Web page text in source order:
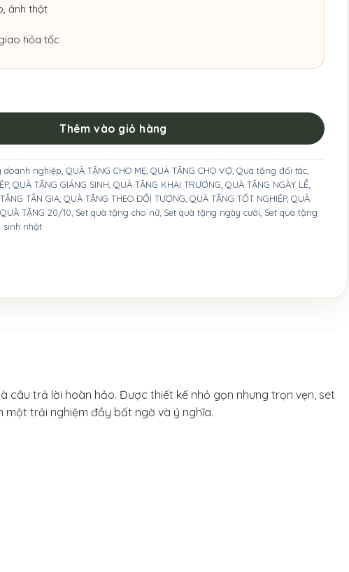
ảnh thật
hỏa tốc
Nhân Mã' số lượng
Thêm vào giỏ hàng
doanh nghiệp, QUÀ TẶNG CHO MẸ, QUÀ TẶNG CHO VỢ, Quà tặng đối tác,
, QUÀ TẶNG GIÁNG SINH, QUÀ TẶNG KHAI TRƯƠNG, QUÀ TẶNG NGÀY LỄ,
TÂN GIA, QUÀ TẶNG THEO ĐỐI TƯỢNG, QUÀ TẶNG TỐT NGHIỆP, QUÀ
QUÀ TẶNG 20/10, Set quà tặng cho nữ, Set quà tặng ngày cưới, Set quà tặng
sinh nhật
câu trả lời hoàn hảo. Được thiết kế nhỏ gọn nhưng trọn vẹn, set
một trải nghiệm đầy bất ngờ và ý nghĩa.